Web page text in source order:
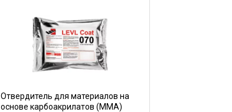
Отвердитель для материалов на
основе карбоакрилатов (ММА)